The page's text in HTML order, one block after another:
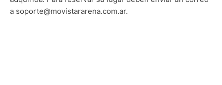
a soporte@movistararena.com.ar.